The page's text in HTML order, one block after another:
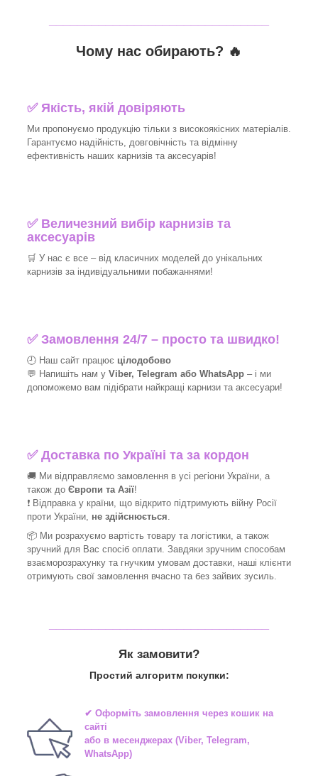
Чому нас обирають? 🔥
✅Якість, якій довіряють
Ми пропонуємо продукцію тільки з високоякісних матеріалів.
Гарантуємо надійність, довговічність та відмінну
ефективність наших карнизів та аксесуарів!​
✅ Величезний вибір карнизів та
аксесуарів
🛒 У нас є все – від класичних моделей до унікальних
карнизів за індивідуальними побажаннями!​
✅Замовлення 24/7 – просто та швидко!
🕘 Наш сайт працює цілодобово
💬 Напишіть нам у Viber, Telegram або WhatsApp – і ми
допоможемо вам підібрати найкращі карнизи та аксесуари!
✅Доставка по Україні та за кордон
🚚 Ми відправляємо замовлення в усі регіони України, а
також до Європи та Азії!
❗ Відправка у країни, що відкрито підтримують війну Росії
проти України, не здійснюється
📦 Ми розрахуємо вартість товару та логістики, а також
зручний для Вас спосіб оплати. Завдяки зручним способам
взаєморозрахунку та гнучким умовам доставки, наші клієнти
отримують свої замовлення вчасно та без зайвих зусиль.
Як замовити?
Простий алгоритм покупки:
✔ Оформіть замовлення через кошик на
сайті
або в месенджерах(Viber, Telegram,
WhatsApp)